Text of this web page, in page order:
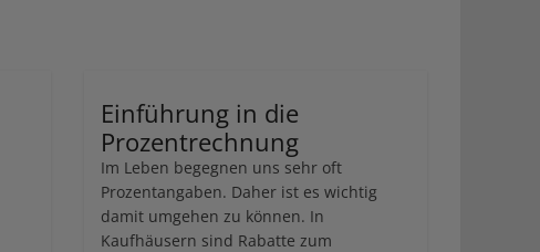
Einführung in die
Prozentrechnung
Im Leben begegnen uns sehr oft
Prozentangaben. Daher ist es wichtig
damit umgehen zu können. In
Kaufhäusern sind Rabatte zum